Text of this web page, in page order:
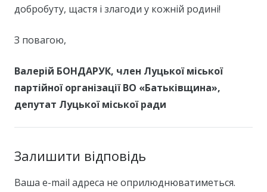
добробуту, щастя і злагоди у кожній родині!
З повагою,
Валерій БОНДАРУК, член Луцької міської
партійної організації ВО «Батьківщина»,
депутат Луцької міської ради
Залишити відповідь
Ваша e-mail адреса не оприлюднюватиметься.